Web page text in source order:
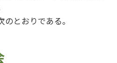
とおりである。